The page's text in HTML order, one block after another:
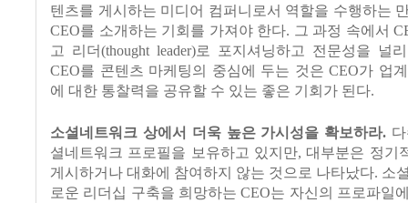
텐츠를 게시하는 미디어 컴퍼니로서 역할을 수행하는
CEO를 소개하는 기회를 가져야 한다. 그 과정 속에서
고 리더(thought leader)로 포지셔닝하고 전문성을 널
CEO를 콘텐츠 마케팅의 중심에 두는 것은 CEO가 업
에 대한 통찰력을 공유할 수 있는 좋은 기회가 된다.
소셜네트워크 상에서 더욱 높은 가시성을 확보하라.
셜네트워크 프로필을 보유하고 있지만,대부분은 정기
게시하거나 대화에 참여하지 않는 것으로 나타났다. 소
로운 리더십 구축을 희망하는 CEO는 자신의 프로파일